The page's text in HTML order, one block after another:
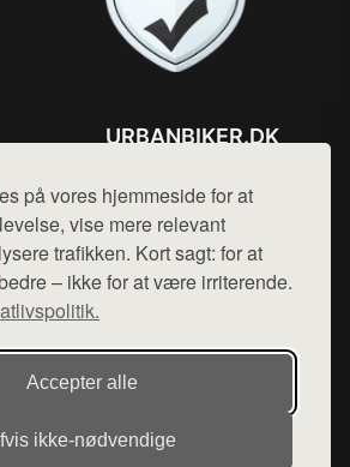
på vores hjemmeside for at
vise mere relevant
trafikken. Kort sagt: for at
– ikke for at være irriterende.
Accepter alle
ikke‑nødvendige
URBANBIKER.DK
Mail: hej@want.dk
Cookie- og privatlivspolitik
want.dk, der udgiver en række
af forskellige produkter fra
sælges ikke varer fra denne side - vi